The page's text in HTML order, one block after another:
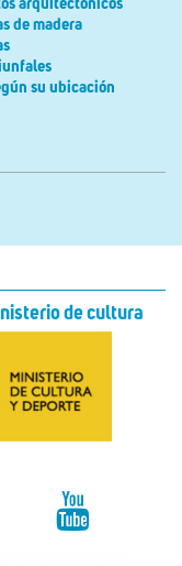
arquitectónicos
de madera
su ubicación
de cultura